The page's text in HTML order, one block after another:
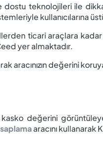
teknolojileri ile
kullanıcılarına
ticari araçlara
yer almaktadır.
aracınızın değerini
değerini
aracını kullanarak